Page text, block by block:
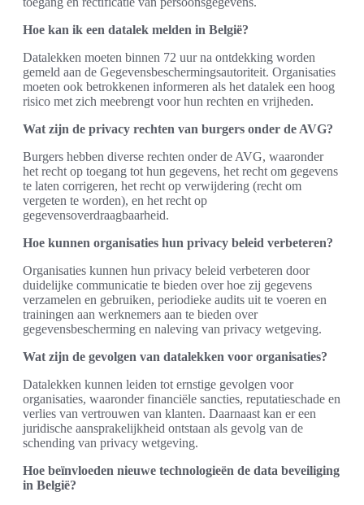
Hoe kan ik een datalek melden in België?
Datalekken moeten binnen 72 uur na ontdekking worden
gemeld aan de Gegevensbeschermingsautoriteit. Organisaties
moeten ook betrokkenen informeren als het datalek een hoog
risico met zich meebrengt voor hun rechten en vrijheden.
Wat zijn de privacy rechten van burgers onder de AVG?
Burgers hebben diverse rechten onder de AVG, waaronder
het recht op toegang tot hun gegevens, het recht om gegevens
te laten corrigeren, het recht op verwijdering (recht om
vergeten te worden), en het recht op
gegevensoverdraagbaarheid.
Hoe kunnen organisaties hun privacy beleid verbeteren?
Organisaties kunnen hun privacy beleid verbeteren door
duidelijke communicatie te bieden over hoe zij gegevens
verzamelen en gebruiken, periodieke audits uit te voeren en
trainingen aan werknemers aan te bieden over
gegevensbescherming en naleving van privacy wetgeving.
Wat zijn de gevolgen van datalekken voor organisaties?
Datalekken kunnen leiden tot ernstige gevolgen voor
organisaties, waaronder financiële sancties, reputatieschade en
verlies van vertrouwen van klanten. Daarnaast kan er een
juridische aansprakelijkheid ontstaan als gevolg van de
schending van privacy wetgeving.
Hoe beïnvloeden nieuwe technologieën de data beveiliging
in België?